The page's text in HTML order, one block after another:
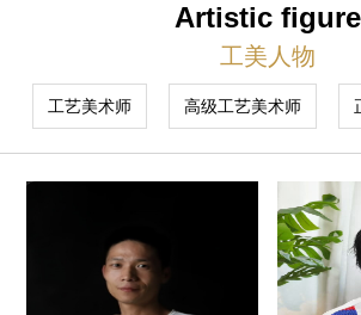
Artistic figure
工美人物
工艺美术师 高级工艺美术师